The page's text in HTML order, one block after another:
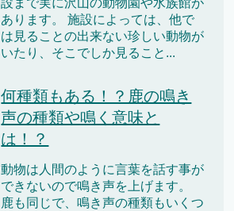
設まで実に沢山の動物園や水族館が
あります。 施設によっては、他で
は見ることの出来ない珍しい動物が
いたり、そこでしか見ること...
何種類もある！？鹿の鳴き
声の種類や鳴く意味と
は！？
動物は人間のように言葉を話す事が
できないので鳴き声を上げます。
鹿も同じで、鳴き声の種類もいくつ